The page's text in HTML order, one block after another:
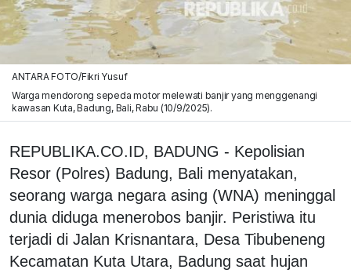
ANTARA FOTO/Fikri Yusuf
Warga mendorong sepeda motor melewati banjir yang menggenangi
kawasan Kuta, Badung, Bali, Rabu (10/9/2025).
REPUBLIKA.CO.ID, BADUNG - Kepolisian
Resor (Polres) Badung, Bali menyatakan,
seorang warga negara asing (WNA) meninggal
dunia diduga menerobos banjir. Peristiwa itu
terjadi di Jalan Krisnantara, Desa Tibubeneng
Kecamatan Kuta Utara, Badung saat hujan